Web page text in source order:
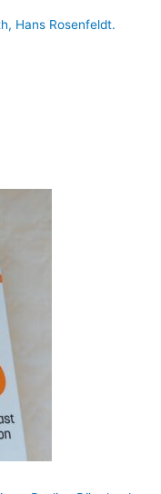
Hans Rosenfeldt.